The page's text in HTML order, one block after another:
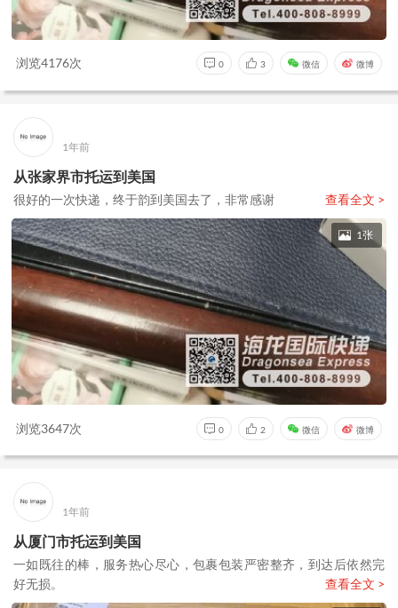
浏览4176次 0 3 微信 微博
1年前
从张家界市托运到美国
很好的一次快递，终于韵到美国去了，非常感谢 查看全文 >
1张
浏览3647次 0 2 微信 微博
1年前
从厦门市托运到美国
一如既往的棒，服务热心尽心，包裹包装严密整齐，到达后依然完
好无损。
查看全文 >